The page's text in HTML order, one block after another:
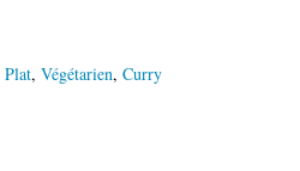
Plat, Végétarien, Curry